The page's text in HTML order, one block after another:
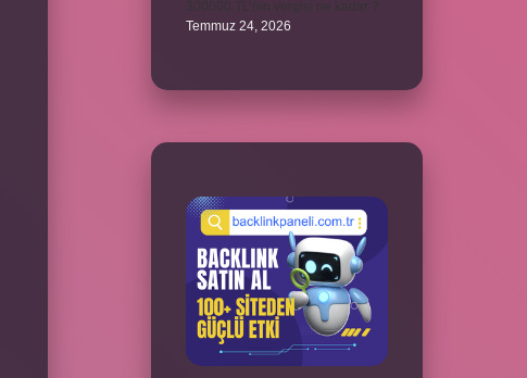
Temmuz 24, 2026